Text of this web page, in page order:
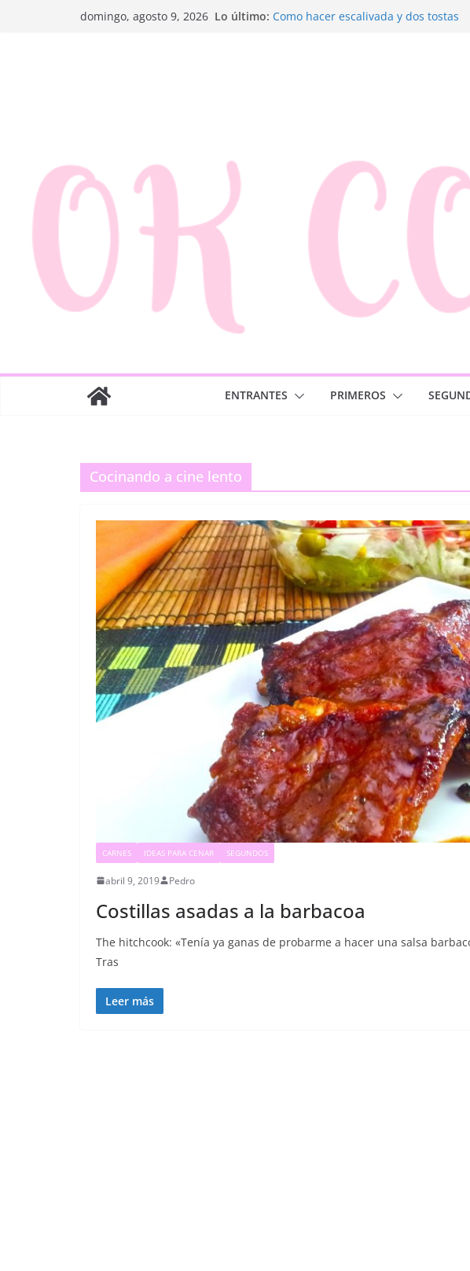
domingo, agosto 9, 2026 Lo último: Como hacer escalivada y dos tostas
ENTRANTES PRIMEROS
Cocinando a cine lento
CARNES IDEAS PARA CENAR SEGUNDOS
abril 9, 2019 Pedro
Costillas asadas a la barbacoa
The hitchcook: «Tenía ya ganas de probarme a hacer una salsa
Tras
Leer más